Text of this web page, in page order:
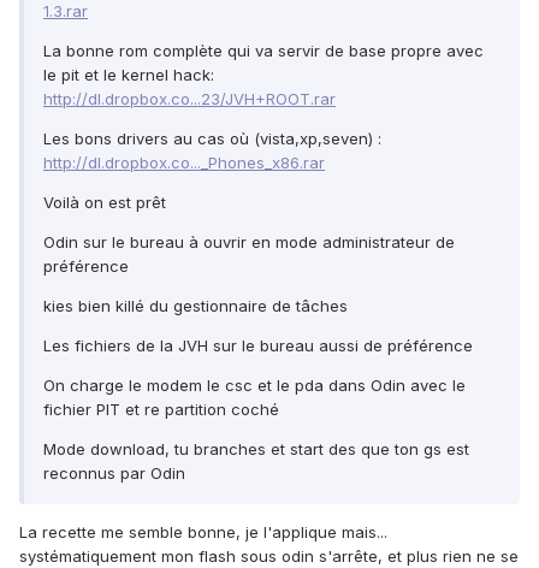
1.3.rar
La bonne rom complète qui va servir de base propre avec
le pit et le kernel hack:
http://dl.dropbox.co...23/JVH+ROOT.rar
Les bons drivers au cas où (vista,xp,seven) :
http://dl.dropbox.co..._Phones_x86.rar
Voilà on est prêt
Odin sur le bureau à ouvrir en mode administrateur de
préférence
kies bien killé du gestionnaire de tâches
Les fichiers de la JVH sur le bureau aussi de préférence
On charge le modem le csc et le pda dans Odin avec le
fichier PIT et re partition coché
Mode download, tu branches et start des que ton gs est
reconnus par Odin
La recette me semble bonne, je l'applique mais...
systématiquement mon flash sous odin s'arrête, et plus rien ne se